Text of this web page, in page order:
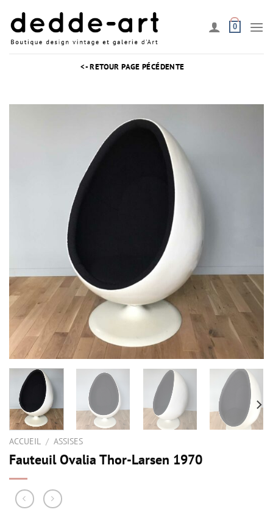
contenu
0
<- RETOUR PAGE PÉCÉDENTE
ACCUEIL / ASSISES
Fauteuil Ovalia Thor-Larsen 1970